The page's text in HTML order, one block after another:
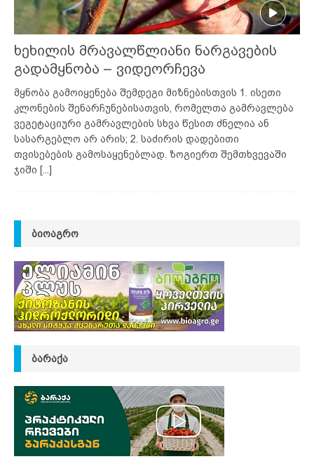
ხეხილის მრავალწლიანი ნარგავების
გადამყნობა – ვიდეორჩევა
მყნობა გამოიყენება შემდეგი მიზნებისთვის 1. ისეთი
კლონების შენარჩუნებისათვის, რომელთა გამრავლება
ვეგეტაციური გამრავლების სხვა წესით ძნელია ან
სასარგებლო არ არის; 2. საძირის დადებითი
თვისებების გამოსაყენებლად. ზოგიერთ შემთხვევაში
ჯიში [...]
ᲑᲘᲝᲐᲒᲠᲝ
ᲑᲐᲠᲐᲥᲐ